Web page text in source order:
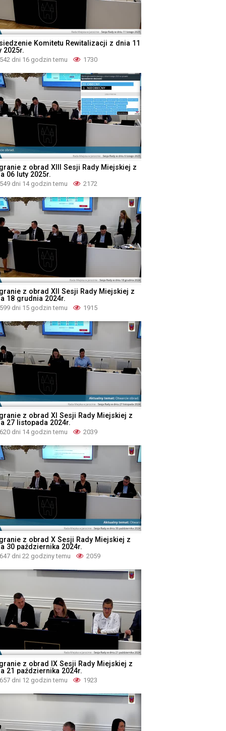
Komitetu Rewitalizacji z dnia 11
2025r.
542 dni 16 godzin temu 1730
z obrad XIII Sesji Rady Miejskiej z
06 luty 2025r.
549 dni 14 godzin temu 2172
z obrad XII Sesji Rady Miejskiej z
18 grudnia 2024r.
599 dni 15 godzin temu 1915
z obrad XI Sesji Rady Miejskiej z
27 listopada 2024r.
620 dni 14 godzin temu 2039
z obrad X Sesji Rady Miejskiej z
30 października 2024r.
647 dni 22 godziny temu 2059
z obrad IX Sesji Rady Miejskiej z
21 października 2024r.
657 dni 12 godzin temu 1923